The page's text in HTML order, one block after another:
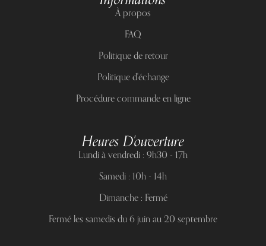
À propos
FAQ
Politique de retour
Politique d'échange
Procédure commande en ligne
Heures D'ouverture
Lundi à vendredi : 9h30 - 17h
Samedi : 10h - 14h
Dimanche : Fermé
Fermé les samedis du 6 juin au 20 septembre